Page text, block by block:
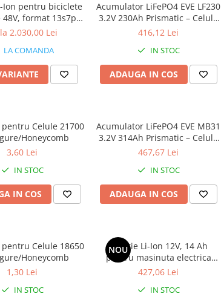
Ion pentru biciclete
format 13s7p,
23.45 Ah sau 22.4
2.030,00 Lei
LA COMANDA
Acumulator LiFePO4 EVE LF230
3.2V 230Ah Prismatic – Celula
A-Grade
416,12 Lei
IN STOC
ADAUGA IN COS
Celule 21700
Honeycomb
3,60 Lei
IN STOC
IN COS
Acumulator LiFePO4 EVE MB31
3.2V 314Ah Prismatic – Celula
A-Grade
467,67 Lei
IN STOC
ADAUGA IN COS
Celule 18650
Honeycomb
1,30 Lei
IN STOC
NOU
Baterie Li-Ion 12V, 14 Ah
pentru masinuta electrica
copii, Mercedes, Audi, Range
427,06 Lei
IN STOC